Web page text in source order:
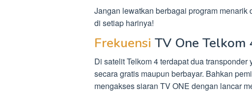
Jangan lewatkan berbagai program
di setiap harinya!
Frekuensi TV One
Di satelit Telkom 4 terdapat dua transponder
secara gratis maupun berbayar. Bahkan
mengakses siaran TV ONE dengan lancar